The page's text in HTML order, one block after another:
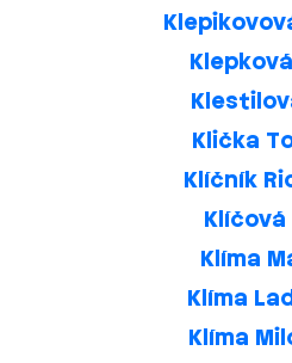
Klička
Klíčník
Klíčová
Klíma
Klíma
Klíma